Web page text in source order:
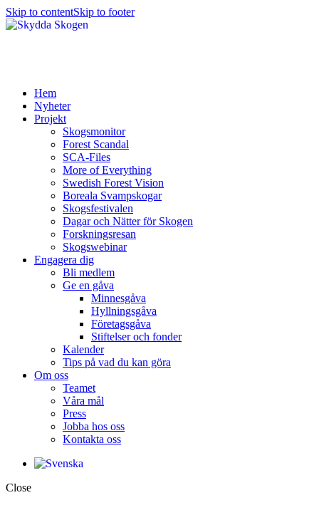
Skip to contentSkip to footer
Hem
Nyheter
Projekt
Skogsmonitor
Forest Scandal
SCA-Files
More of Everything
Swedish Forest Vision
Boreala Svampskogar
Skogsfestivalen
Dagar och Nätter för Skogen
Forskningsresan
Skogswebinar
Engagera dig
Bli medlem
Ge en gåva
Minnesgåva
Hyllningsgåva
Företagsgåva
Stiftelser och fonder
Kalender
Tips på vad du kan göra
Om oss
Teamet
Våra mål​
Press
Jobba hos oss
Kontakta oss
Close